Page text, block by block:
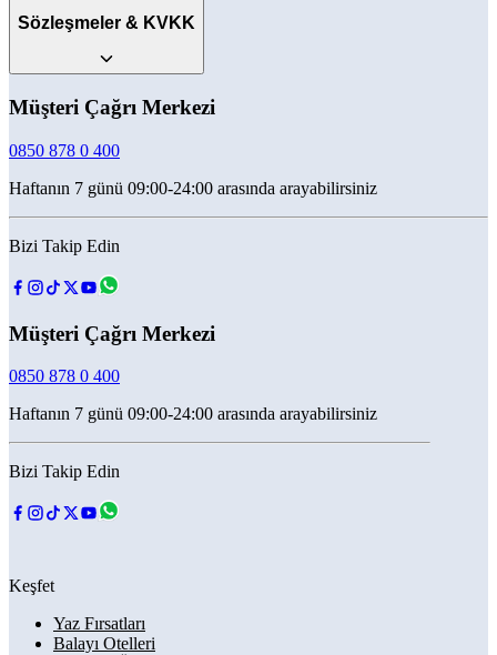
Sözleşmeler & KVKK
Müşteri Çağrı Merkezi
0850 878 0 400
Haftanın 7 günü 09:00-24:00 arasında arayabilirsiniz
Bizi Takip Edin
Müşteri Çağrı Merkezi
0850 878 0 400
Haftanın 7 günü 09:00-24:00 arasında arayabilirsiniz
Bizi Takip Edin
Keşfet
Yaz Fırsatları
Balayı Otelleri